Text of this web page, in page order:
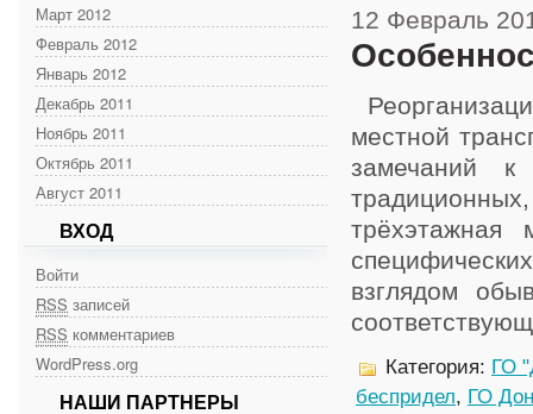
Март 2012
Февраль 2012
Январь 2012
Декабрь 2011
Ноябрь 2011
Октябрь 2011
Август 2011
ВХОД
Войти
RSS записей
RSS комментариев
WordPress.org
НАШИ ПАРТНЕРЫ
12 Февраль
местной
замечаний к
взглядом
Категория: ГО
беспридел, ГО